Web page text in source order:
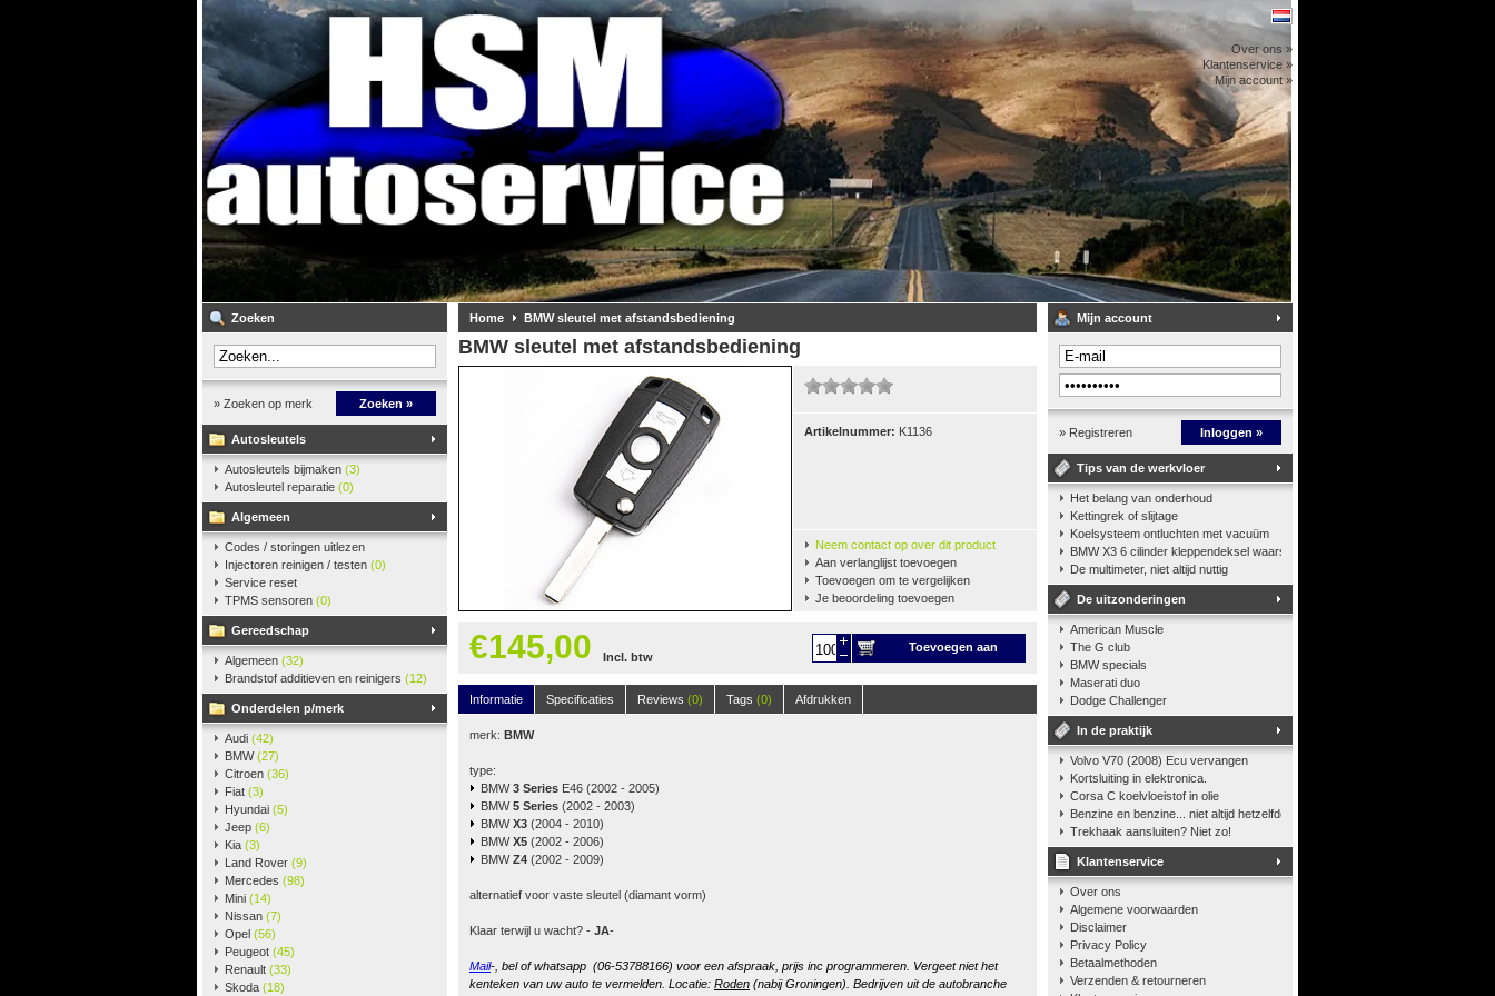
Over ons »
Klantenservice »
Mijn account »
Zoeken
» Zoeken op merk Zoeken »
Autosleutels
Autosleutels bijmaken (3)
Autosleutel reparatie (0)
Algemeen
Codes / storingen uitlezen
Injectoren reinigen / testen (0)
Service reset
TPMS sensoren (0)
Gereedschap
Algemeen (32)
Brandstof additieven en reinigers (12)
Onderdelen p/merk
Audi (42)
BMW(27)
Citroen (36)
Fiat (3)
Hyundai (5)
Jeep (6)
Kia (3)
Land Rover (9)
Mercedes (98)
Mini (14)
Nissan (7)
Opel (56)
Peugeot (45)
Renault (33)
Skoda (18)
Home BMW sleutel met afstandsbediening
BMW sleutel met afstandsbediening
Artikelnummer: K1136
Neem contact op over dit product
Aan verlanglijst toevoegen
Toevoegen om te vergelijken
Je beoordeling toevoegen
€145,00 Incl. btw
Toevoegen aan
Informatie
Specificaties Reviews (0) Tags (0) Afdrukken
merk: BMW
type:
BMW3 Series E46 (2002 - 2005)
BMW5 Series (2002 - 2003)
BMWX3 (2004 - 2010)
BMWX5 (2002 - 2006)
BMWZ4 (2002 - 2009)
alternatief voor vaste sleutel (diamant vorm)
Klaar terwijl u wacht? - JA-
Mail-, bel of whatsapp (06-53788166) voor een afspraak, prijs inc programmeren. Vergeet niet het
kenteken van uw auto te vermelden. Locatie: Roden (nabij Groningen). Bedrijven uit de autobranche
Mijn account
» Registreren Inloggen »
Tips van de werkvloer
Het belang van onderhoud
Kettingrek of slijtage
Koelsysteem ontluchten met vacuüm
BMW X3 6 cilinder kleppendeksel waarshuwing
De multimeter, niet altijd nuttig
De uitzonderingen
American Muscle
The G club
BMW specials
Maserati duo
Dodge Challenger
In de praktijk
Volvo V70 (2008) Ecu vervangen
Kortsluiting in elektronica.
Corsa C koelvloeistof in olie
Benzine en benzine... niet altijd hetzelfde
Trekhaak aansluiten? Niet zo!
Klantenservice
Over ons
Algemene voorwaarden
Disclaimer
Privacy Policy
Betaalmethoden
Verzenden & retourneren